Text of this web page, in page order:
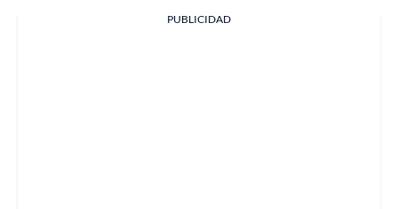
PUBLICIDAD